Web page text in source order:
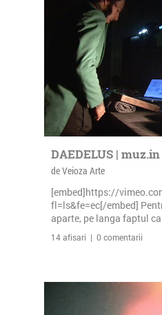
DAEDELUS |
de Veioza Arte
[embed]https://
fl=ls&fe=ec[/embed]
aparte, pe langa faptul
14 afisari | 0 comentarii